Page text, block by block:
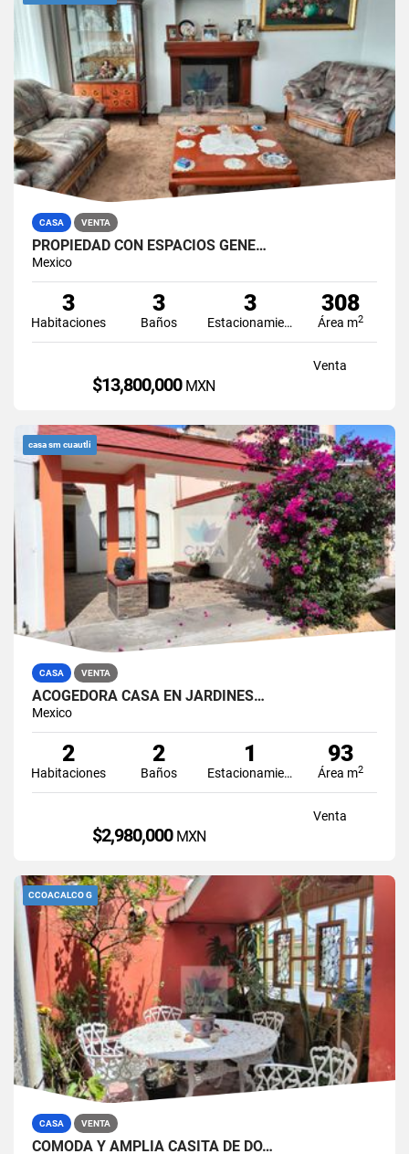
CASA VENTA
PROPIEDAD CON ESPACIOS GENE…
Mexico
3
Habitaciones
3
Baños
3
Estacionamiento
308
Área m2
Venta
$13,800,000 MXN
casa sm cuautli
CASA VENTA
ACOGEDORA CASA EN JARDINES…
Mexico
2
Habitaciones
2
Baños
1
Estacionamiento
93
Área m2
Venta
$2,980,000 MXN
CCOACALCO G
CASA VENTA
CÓMODA Y AMPLIA CASITA DE DO…